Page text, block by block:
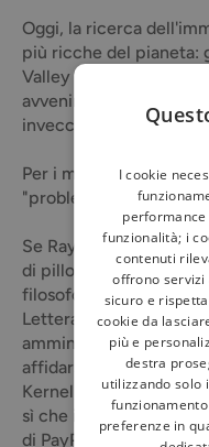
Oggi, la ricerca
più ricche del pianeta:
Valley stanno
avveniristiche per
invecchiamento e
Per i magnati della
"problema" da
Se Ray Kurzweil, il
di pillole ogni giorno
filosofo e futurista Max
Lettera a Madre
amministratore
affidarsi alla crionica,
Kernel, spende circa
sì che il suo corpo
di PayPal, Peter Thiel,
I cookie
funzionalità; i
contenuti
offrono servizi
sicuro e
cookie da
più e
destra
utilizzando solo
preferenze in